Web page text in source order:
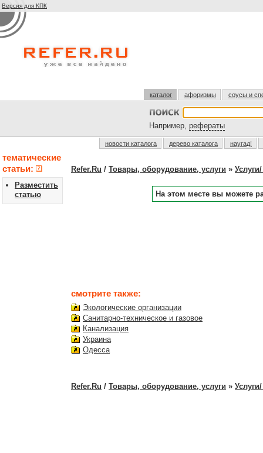
Версия для КПК
каталог афоризмы соусы и
Например, рефераты
новости каталога дерево каталога наугад!
тематические
статьи:
Разместить
статью
Refer.Ru / Товары, оборудование, услуги »
На этом месте вы можете
смотрите также:
Экологические организации
Санитарно-техническое и газовое
Канализация
Украина
Одесса
Refer.Ru / Товары, оборудование, услуги »